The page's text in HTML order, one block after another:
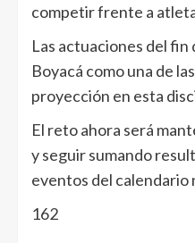
competir frente a
Las actuaciones del fin
Boyacá como una de
proyección en esta
El reto ahora será
y seguir sumando
eventos del calendario
162